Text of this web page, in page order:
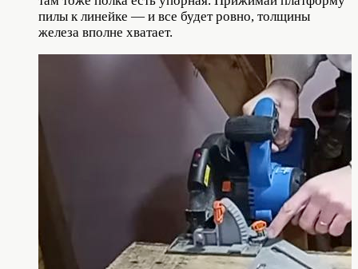
пилы к линейке — и все будет ровно, толщины
железа вполне хватает.